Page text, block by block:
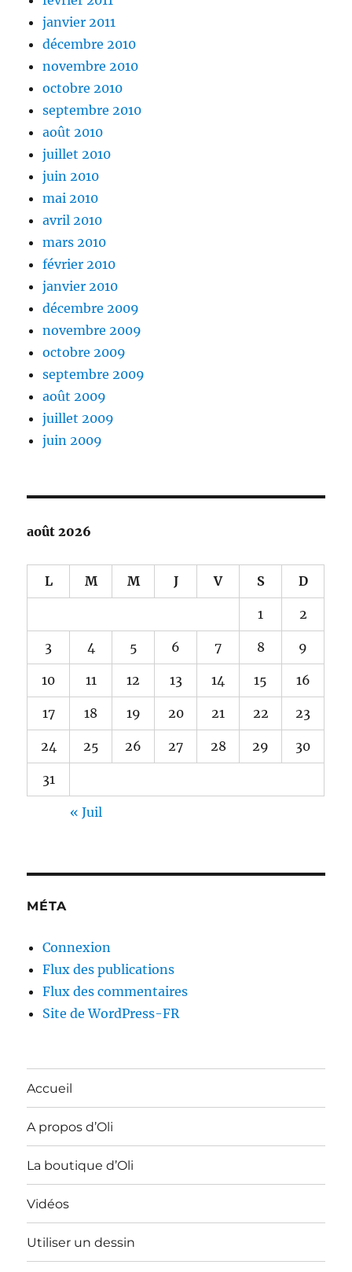
janvier 2011
décembre 2010
novembre 2010
octobre 2010
septembre 2010
août 2010
juillet 2010
juin 2010
mai 2010
avril 2010
mars 2010
février 2010
janvier 2010
décembre 2009
novembre 2009
octobre 2009
septembre 2009
août 2009
juillet 2009
juin 2009
août 2026
L M M J V S D
1 2
3 4 5 6 7 8 9
10 11 12 13 14 15 16
17 18 19 20 21 22 23
24 25 26 27 28 29 30
31
« Juil
MÉTA
Connexion
Flux des publications
Flux des commentaires
Site de WordPress-FR
Accueil
A propos d’Oli
La boutique d’Oli
Vidéos
Utiliser un dessin